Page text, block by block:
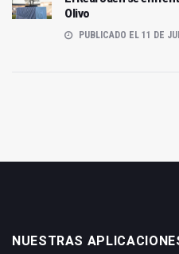
Olivo
PUBLICADO EL 11 DE
NUESTRAS